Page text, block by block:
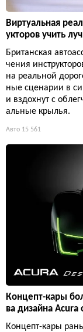
Виртуальная
укторов учить
Британская
чения
на реальной
ные сценарии в
и вздохнут с
альные крылья.
Авто 15 561
Концепт-кары
ва дизайна Acura
Концепт-кары